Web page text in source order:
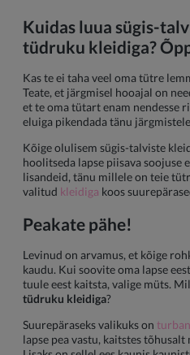
Kuidas luua sügis-
tüdruku kleidiga?
Kas te ei taha veel oma tütre
Teate, et järgmisel hooajal on
et te oma tütart enam nendesse
eluiga pikendada tänu
Kõige olulisem sügis-talviste
hoolitseda lapse piisava soojuse
lisandeid, tänu millele on teie
valitud kleidiga koos
Peakate pähe!
Levinud on arvamus, et kõige
kaudu. Kui soovite oma lapse
tuule eest kaitsta, valige müts.
tüdruku kleidiga?
Suurepäraseks valikuks on turban
lapse pea vastu, kaitstes